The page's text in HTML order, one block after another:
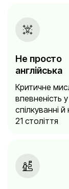
Не просто
англійська
Критичне
впевненість у
спілкуванні
21 століття